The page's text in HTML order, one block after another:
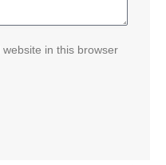
in this browser